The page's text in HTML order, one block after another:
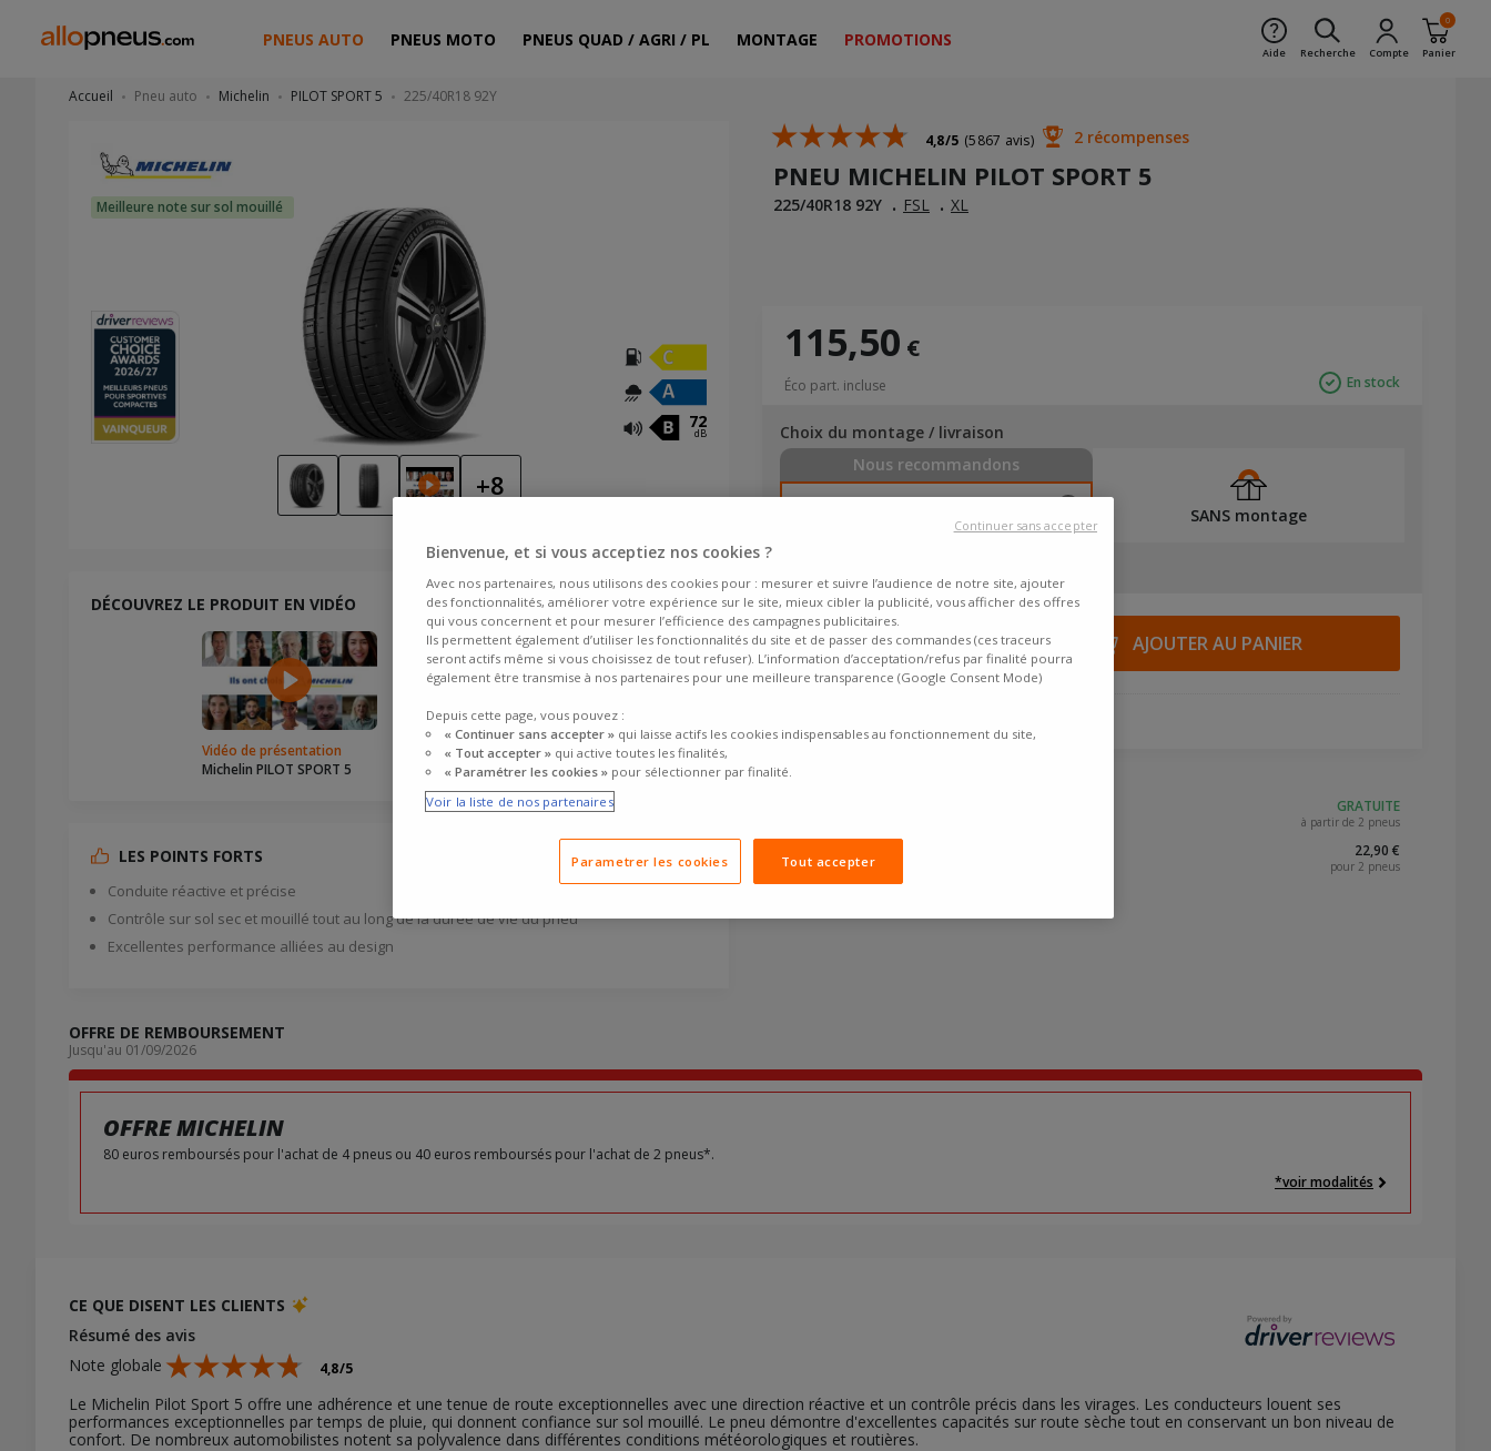
PNEUS AUTO PNEUS MOTO PNEUS QUAD / AGRI / PL MONTAGE PROMOTIONS
Aide Recherche Compte
0
Panier
Accueil Pneu auto Michelin PILOT SPORT 5 225/40R18 92Y
Meilleure note sur sol mouillé
72
dB
+8
DÉCOUVREZ LE PRODUIT EN VIDÉO
Vidéo de présentation
Michelin PILOT SPORT 5
Le Grand Test
Michelin PILOT SPORT 5
LES POINTS FORTS
Conduite réactive et précise
Contrôle sur sol sec et mouillé tout au long de la durée de vie du pneu
Excellentes performance alliées au design
4,8/5 (5867 avis) 2 récompenses
PNEU MICHELIN PILOT SPORT 5
225/40R18 92Y FSL XL
115,50 €
Éco part. incluse En stock
Choix du montage / livraison
Nous recommandons
SANS montage
AJOUTER AU PANIER
Options de livraison
GRATUITE
à partir de 2 pneus
Livraisonexpress 22,90 €
pour 2 pneus
OFFRE DE REMBOURSEMENT
Jusqu'au 01/09/2026
OFFRE MICHELIN
80 euros remboursés pour l'achat de 4 pneus ou 40 euros remboursés pour l'achat de 2 pneus*.
*voir modalités
CE QUE DISENT LES CLIENTS
Résumé des avis
Note globale
4,8/5
Le Michelin Pilot Sport 5 offre une adhérence et une tenue de route exceptionnelles avec une direction réactive et un contrôle précis dans les virages. Les conducteurs louent ses
performances exceptionnelles par temps de pluie, qui donnent confiance sur sol mouillé. Le pneu démontre d'excellentes capacités sur route sèche tout en conservant un bon niveau de
confort. De nombreux automobilistes notent sa polyvalence dans différentes conditions météorologiques et routières.
Bienvenue, et si vous acceptiez nos cookies ?
Avec nos partenaires, nous utilisons des cookies pour : mesurer et suivre l’audience de notre site, ajouter
des fonctionnalités, améliorer votre expérience sur le site, mieux cibler la publicité, vous afficher des offres
qui vous concernent et pour mesurer l’efficience des campagnes publicitaires.
Ils permettent également d’utiliser les fonctionnalités du site et de passer des commandes (ces traceurs
seront actifs même si vous choisissez de tout refuser). L’information d’acceptation/refus par finalité pourra
également être transmise à nos partenaires pour une meilleure transparence (Google Consent Mode)
Depuis cette page, vous pouvez :
« Continuer sans accepter » qui laisse actifs les cookies indispensables au fonctionnement du site,
« Tout accepter » qui active toutes les finalités,
« Paramétrer les cookies » pour sélectionner par finalité.
Voir la liste de nos partenaires
Parametrer les cookies Tout accepter
Continuer sans accepter